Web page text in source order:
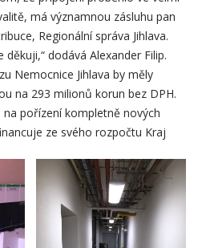
má významnou zásluhu pan
Regionální správa Jihlava.
dodává Alexander Filip.
Nemocnice Jihlava by měly
na 293 milionů korun bez DPH.
pořízení kompletně nových
ze svého rozpočtu Kraj